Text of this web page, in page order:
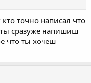
точно написал что
сразуже напишиш
что ты хочеш